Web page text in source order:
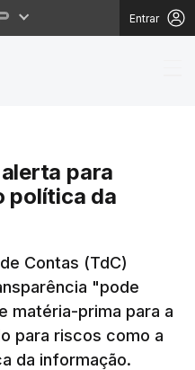
Entrar
TdC
para
política da
Contas (TdC)
"pode
matéria-prima para a
para riscos como a
da informação.